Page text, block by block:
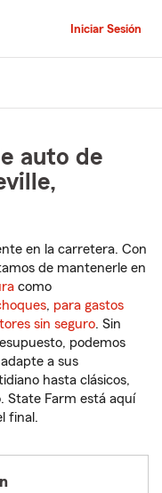
Iniciar Sesión
auto de
en la carretera. Con
de mantenerle en
como
, para gastos
sin seguro. Sin
podemos
a sus
hasta clásicos,
State Farm está aquí
final.